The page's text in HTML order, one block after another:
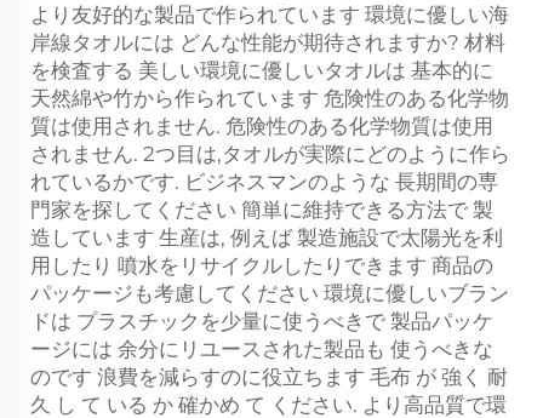
より友好的な製品で作られています 環境に優しい海
岸線タオルには どんな性能が期待されますか? 材料
を検査する 美しい環境に優しいタオルは 基本的に
天然綿や竹から作られています 危険性のある化学物
質は使用されません. 危険性のある化学物質は使用
されません. 2つ目は,タオルが実際にどのように作ら
れているかです. ビジネスマンのような 長期間の専
門家を探してください 簡単に維持できる方法で 製
造しています 生産は, 例えば 製造施設で太陽光を利
用したり 噴水をリサイクルしたりできます 商品の
パッケージも考慮してください 環境に優しいブラン
ドは プラスチックを少量に使うべきで 製品パッケ
ージには 余分にリユースされた製品も 使うべきな
のです 浪費を減らすのに役立ちます 毛布 が 強く 耐
久 し て いる か 確かめ て ください. より高品質で環